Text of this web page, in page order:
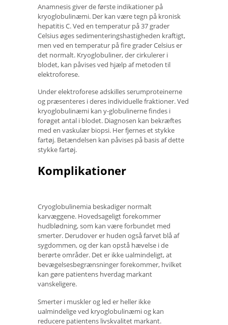
Anamnesis giver de første indikationer på
kryoglobulinæmi. Der kan være tegn på kronisk
hepatitis C. Ved en temperatur på 37 grader
Celsius øges sedimenteringshastigheden kraftigt,
men ved en temperatur på fire grader Celsius er
det normalt. Kryoglobuliner, der cirkulerer i
blodet, kan påvises ved hjælp af metoden til
elektroforese.
Under elektroforese adskilles serumproteinerne
og præsenteres i deres individuelle fraktioner. Ved
kryoglobulinæmi kan y-globulinerne findes i
forøget antal i blodet. Diagnosen kan bekræftes
med en vaskulær biopsi. Her fjernes et stykke
fartøj. Betændelsen kan påvises på basis af dette
stykke fartøj.
Komplikationer
Cryoglobulinemia beskadiger normalt
karvæggene. Hovedsageligt forekommer
hudblødning, som kan være forbundet med
smerter. Derudover er huden også farvet blå af
sygdommen, og der kan opstå hævelse i de
berørte områder. Det er ikke ualmindeligt, at
bevægelsesbegrænsninger forekommer, hvilket
kan gøre patientens hverdag markant
vanskeligere.
Smerter i muskler og led er heller ikke
ualmindelige ved kryoglobulinæmi og kan
reducere patientens livskvalitet markant.